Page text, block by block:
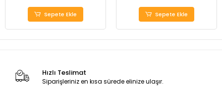
Sepete Ekle Sepete Ekle
Hızlı Teslimat
Siparişleriniz en kısa sürede elinize ulaşır.